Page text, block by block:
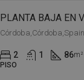
Córdoba,Córdoba,Spain
2 1 86m²
PISO